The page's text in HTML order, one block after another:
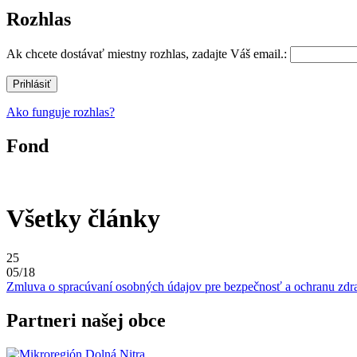
Rozhlas
Ak chcete dostávať miestny rozhlas, zadajte Váš email.:
Ako funguje rozhlas?
Fond
Všetky články
25
05/18
Zmluva o spracúvaní osobných údajov pre bezpečnosť a ochranu
Partneri našej obce